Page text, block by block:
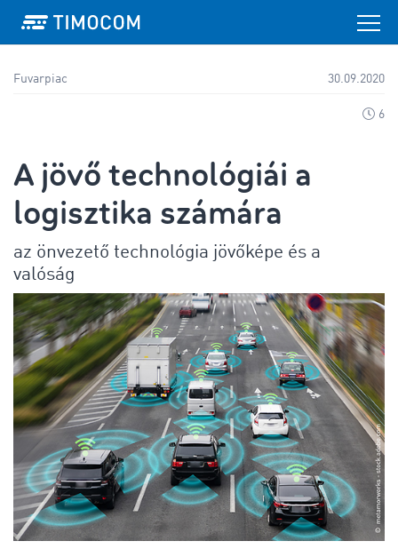
Fuvarpiac 30.09.2020
6
A jövő technológiái a
logisztika számára
az önvezető technológia jövőképe és a
valóság